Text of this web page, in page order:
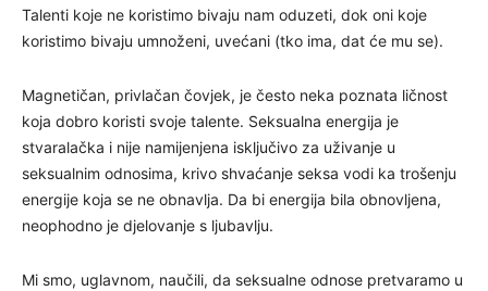
Talenti koje ne koristimo bivaju nam oduzeti, dok oni koje
koristimo bivaju umnoženi, uvećani (tko ima, dat će mu se).
Magnetičan, privlačan čovjek, je često neka poznata ličnost
koja dobro koristi svoje talente. Seksualna energija je
stvaralačka i nije namijenjena isključivo za uživanje u
seksualnim odnosima, krivo shvaćanje seksa vodi ka trošenju
energije koja se ne obnavlja. Da bi energija bila obnovljena,
neophodno je djelovanje s ljubavlju.
Mi smo, uglavnom, naučili, da seksualne odnose pretvaramo u